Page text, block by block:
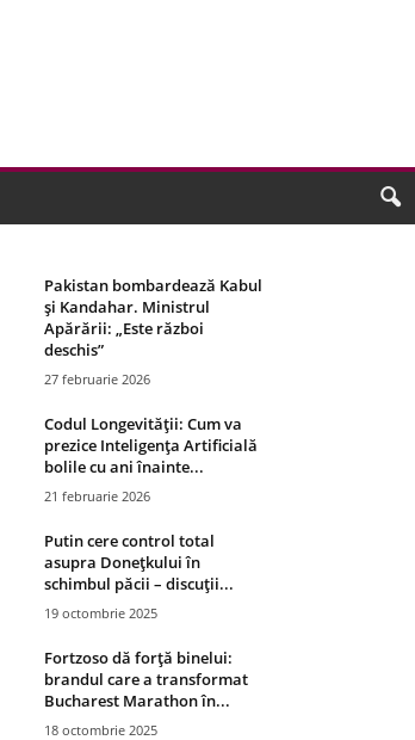
Pakistan bombardează Kabul
și Kandahar. Ministrul
Apărării: „Este război
deschis”
27 februarie 2026
Codul Longevității: Cum va
prezice Inteligența Artificială
bolile cu ani înainte...
21 februarie 2026
Putin cere control total
asupra Donețkului în
schimbul păcii – discuții...
19 octombrie 2025
Fortzoso dă forță binelui:
brandul care a transformat
Bucharest Marathon în...
18 octombrie 2025